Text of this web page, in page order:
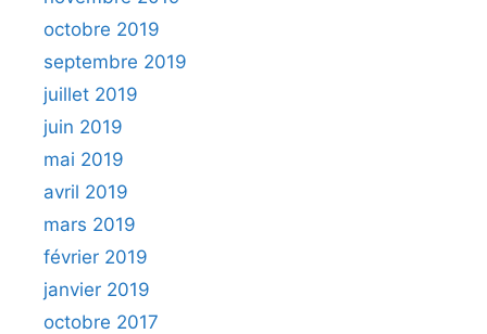
octobre 2019
septembre 2019
juillet 2019
juin 2019
mai 2019
avril 2019
mars 2019
février 2019
janvier 2019
octobre 2017